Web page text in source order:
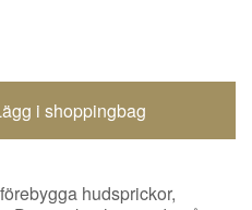
uppdaterad
hudsprickor,